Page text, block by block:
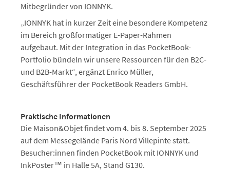
Mitbegründer von IONNYK.
„IONNYK hat in kurzer Zeit eine besondere Kompetenz
im Bereich großformatiger E-Paper-Rahmen
aufgebaut. Mit der Integration in das PocketBook-
Portfolio bündeln wir unsere Ressourcen für den B2C-
und B2B-Markt“, ergänzt Enrico Müller,
Geschäftsführer der PocketBook Readers GmbH.
Praktische Informationen
Die Maison&Objet findet vom 4. bis 8. September 2025
auf dem Messegelände Paris Nord Villepinte statt.
Besucher:innen finden PocketBook mit IONNYK und
InkPoster™ in Halle 5A, Stand G130.